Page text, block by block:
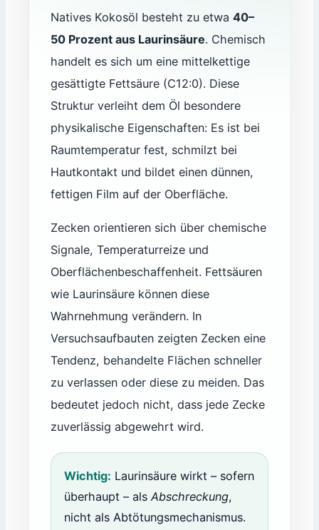
Natives Kokosöl besteht zu etwa40–
50 Prozent aus Laurinsäure. Chemisch
handelt es sich um eine mittelkettige
gesättigte Fettsäure (C12:0). Diese
Struktur verleiht dem Öl besondere
physikalische Eigenschaften: Es ist bei
Raumtemperatur fest, schmilzt bei
Hautkontakt und bildet einen dünnen,
fettigen Film auf der Oberfläche.
Zecken orientieren sich über chemische
Signale, Temperaturreize und
Oberflächenbeschaffenheit. Fettsäuren
wie Laurinsäure können diese
Wahrnehmung verändern. In
Versuchsaufbauten zeigten Zecken eine
Tendenz, behandelte Flächen schneller
zu verlassen oder diese zu meiden. Das
bedeutet jedoch nicht, dass jede Zecke
zuverlässig abgewehrt wird.
Wichtig: Laurinsäure wirkt – sofern
überhaupt – alsAbschreckung,
nicht als Abtötungsmechanismus.